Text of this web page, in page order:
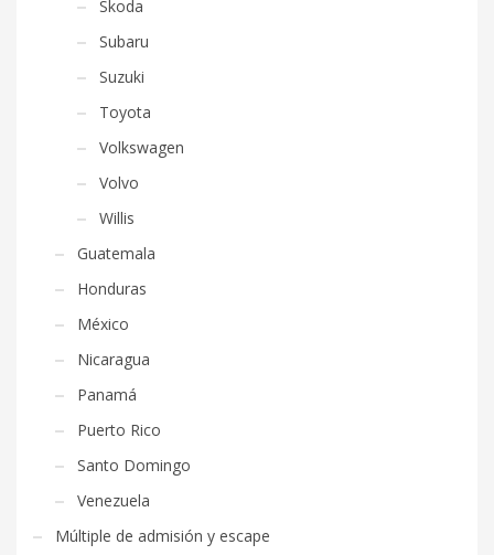
Skoda
Subaru
Suzuki
Toyota
Volkswagen
Volvo
Willis
Guatemala
Honduras
México
Nicaragua
Panamá
Puerto Rico
Santo Domingo
Venezuela
Múltiple de admisión y escape